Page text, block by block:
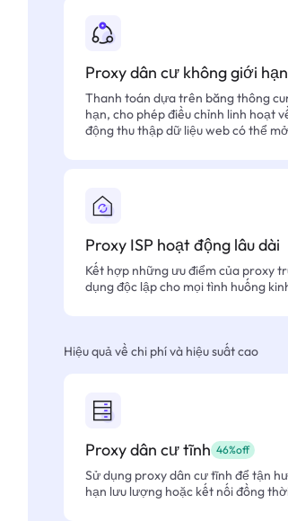
Proxy dân cư không giới hạn
Thanh toán dựa trên băng thông
hạn, cho phép điều chỉnh linh hoạt
động thu thập dữ liệu web có thể
Proxy ISP hoạt động lâu dài
Kết hợp những ưu điểm của proxy
dụng độc lập cho mọi tình huống
Hiệu quả về chi phí và hiệu suất cao
Proxy dân cư tĩnh 46%off
Sử dụng proxy dân cư tĩnh để tận
hạn lưu lượng hoặc kết nối đồng